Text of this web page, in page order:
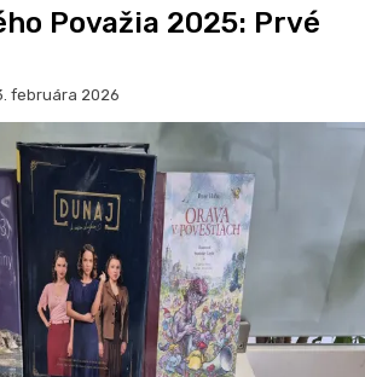
Považia 2025: Prvé
februára 2026